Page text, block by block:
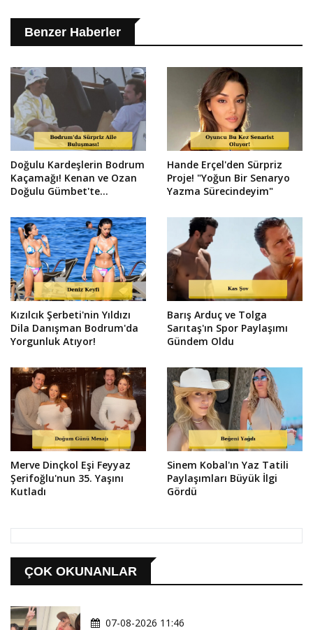
Benzer Haberler
Doğulu Kardeşlerin Bodrum
Kaçamağı! Kenan ve Ozan
Doğulu Gümbet'te
Hande Erçel'den Sürpriz
Proje! "Yoğun Bir Senaryo
Yazma Sürecindeyim"
Kızılcık Şerbeti'nin Yıldızı
Dila Danışman Bodrum'da
Yorgunluk Atıyor!
Barış Arduç ve Tolga
Sarıtaş'ın Spor Paylaşımı
Gündem Oldu
Merve Dinçkol Eşi Feyyaz
Şerifoğlu'nun 35. Yaşını
Kutladı
Sinem Kobal'ın Yaz Tatili
Paylaşımları Büyük İlgi
Gördü
ÇOK OKUNANLAR
07-08-2026 11:46